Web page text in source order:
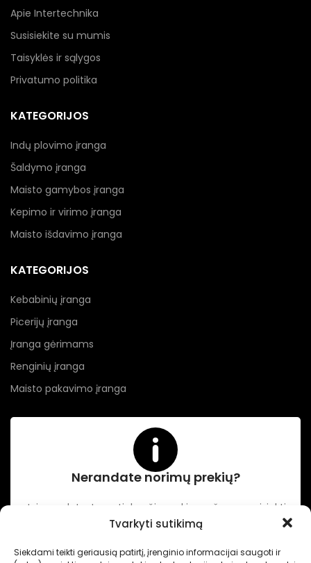
Tvarkyti sutikimą
Siekdami teikti geriausią patirtį, įrenginio informacijai saugoti ir
Apie Intertechnika
Susisiekite su mumis
Taisyklės ir sąlygos
Privatumo politika
KATEGORIJOS
Indų plovimo įranga
Šaldymo įranga
Maisto gamybos įranga
Kepimo ir virimo įranga
Maisto išdavimo įranga
KATEGORIJOS
Kebabinių įranga
Picerijų įranga
Įranga gėrimams
Renginių įranga
Maisto pakavimo įranga
Nerandate norimų prekių?
Jei neradote Jums tinkančių prekių prašome susisiekti
kontaktuose nurodytu tel. numeriu arba el. paštu.